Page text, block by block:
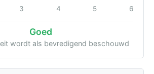
3 4 5 6
Goed
wordt als bevredigend beschouwd